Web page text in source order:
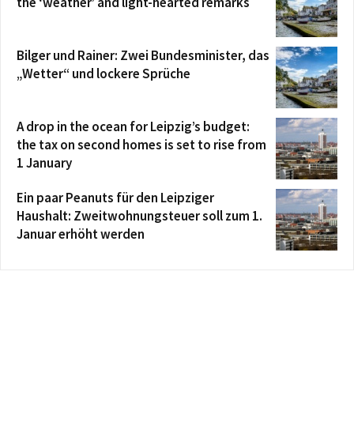
Bilger und Rainer: Zwei Bundesminister, das
„Wetter“ und lockere Sprüche
A drop in the ocean for Leipzig’s budget:
the tax on second homes is set to rise from
1 January
Ein paar Peanuts für den Leipziger
Haushalt: Zweitwohnungsteuer soll zum 1.
Januar erhöht werden